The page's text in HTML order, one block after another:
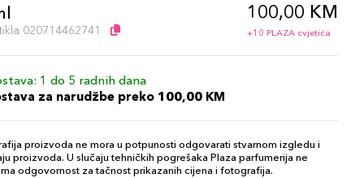
020714462741
100,00 KM
+10 PLAZA cvjetića
1 do 5 radnih dana
za narudžbe preko 100,00 KM
proizvoda ne mora u potpunosti odgovarati stvarnom izgledu i
proizvoda. U slučaju tehničkih pogrešaka Plaza parfumerija ne
odgovornost za tačnost prikazanih cijena i fotografija.